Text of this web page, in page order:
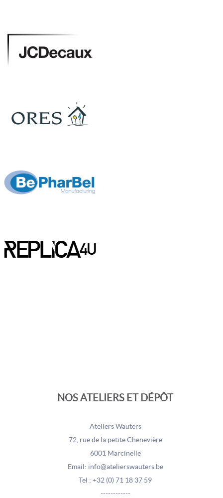
NOS ATELIERS ET DÉPÔT
Ateliers Wauters
72, rue de la petite Chenevière
6001 Marcinelle
Email: info@atelierswauters.be
Tel : +32 (0) 71 18 37 59
------------